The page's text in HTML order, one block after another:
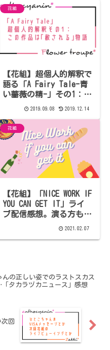
花組
【花組】超個人的解釈で
語る「A Fairy Tale-青
い薔薇の精-」その1：こ
バレあり）
2019.09.08 2019.12.14
花組
【花組】「NICE WORK IF
YOU CAN GET IT」ライ
ブ配信感想。演る方も観
2021.02.07
んの正しい姿でのラストスカス
タカラヅカニュース」感想
回